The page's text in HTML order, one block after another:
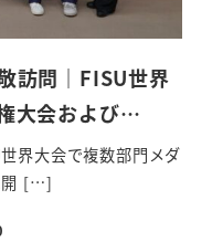
訪問｜FISU世界
大会および…
界大会で複数部門メダ
開 […]